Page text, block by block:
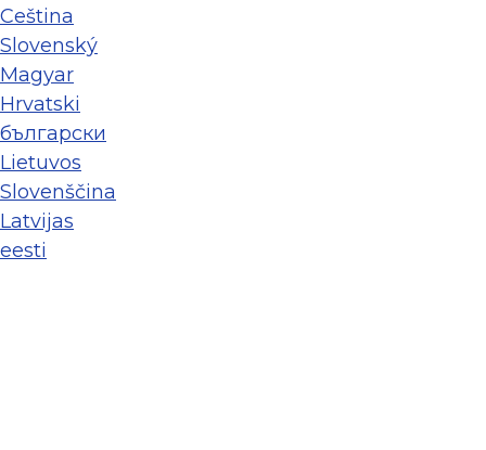
Ceština
Slovenský
Magyar
Hrvatski
български
Lietuvos
Slovenščina
Latvijas
eesti